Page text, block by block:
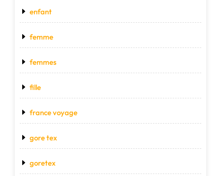
enfant
femme
femmes
fille
france voyage
gore tex
goretex